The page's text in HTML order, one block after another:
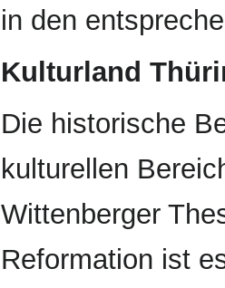
in den
Kulturland
Die historische
kulturellen
Wittenberger
Reformation ist